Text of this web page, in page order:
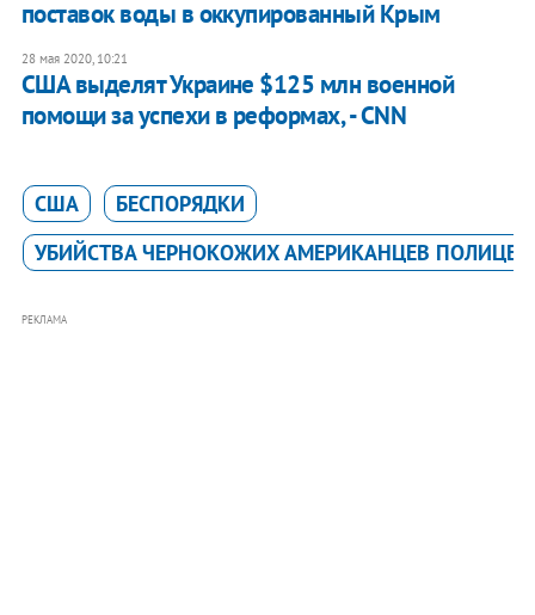
поставок воды в оккупированный Крым
28 мая 2020, 10:21
США выделят Украине $125 млн военной
помощи за успехи в реформах, - CNN
США
БЕСПОРЯДКИ
УБИЙСТВА ЧЕРНОКОЖИХ АМЕРИКАНЦЕВ
РЕКЛАМА